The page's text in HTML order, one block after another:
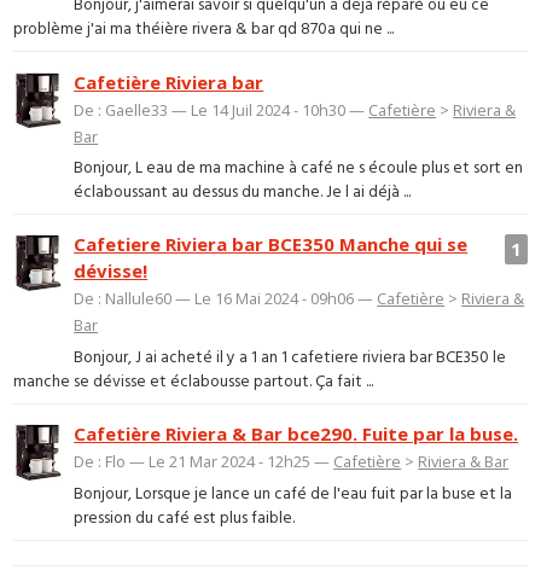
Bonjour, j'aimerai savoir si quelqu'un a deja réparé ou eu ce
problème j'ai ma théière rivera & bar qd 870a qui ne ...
Cafetière Riviera bar
De : Gaelle33 — Le 14 Juil 2024 - 10h30 — Cafetière > Riviera &
Bar
Bonjour, L eau de ma machine à café ne s écoule plus et sort en
éclaboussant au dessus du manche. Je l ai déjà ...
1
Cafetiere Riviera bar BCE350 Manche qui se
dévisse!
De : Nallule60 — Le 16 Mai 2024 - 09h06 — Cafetière > Riviera &
Bar
Bonjour, J ai acheté il y a 1 an 1 cafetiere riviera bar BCE350 le
manche se dévisse et éclabousse partout. Ça fait ...
Cafetière Riviera & Bar bce290. Fuite par la buse.
De : Flo — Le 21 Mar 2024 - 12h25 — Cafetière > Riviera & Bar
Bonjour, Lorsque je lance un café de l'eau fuit par la buse et la
pression du café est plus faible.